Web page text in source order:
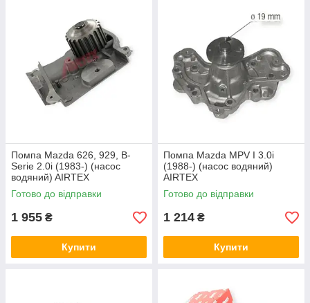
Помпа Mazda 626, 929, B-
Serie 2.0i (1983-) (насос
водяний) AIRTEX
Готово до відправки
1 955 ₴
Купити
Помпа Mazda MPV I 3.0i
(1988-) (насос водяний)
AIRTEX
Готово до відправки
1 214 ₴
Купити